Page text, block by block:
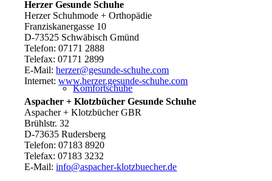
Komfortschuhe
Herzer Gesunde Schuhe
Herzer Schuhmode + Orthopädie
Franziskanergasse 10
D-73525 Schwäbisch Gmünd
Telefon: 07171 2888
Telefax: 07171 2899
E-Mail:herzer@gesunde-schuhe.com
Internet:www.herzer.gesunde-schuhe.com
Aspacher + Klotzbücher Gesunde Schuhe
Aspacher + Klotzbücher GBR
Brühlstr. 32
D-73635 Rudersberg
Telefon: 07183 8920
Telefax: 07183 3232
E-Mail:info@aspacher-klotzbuecher.de